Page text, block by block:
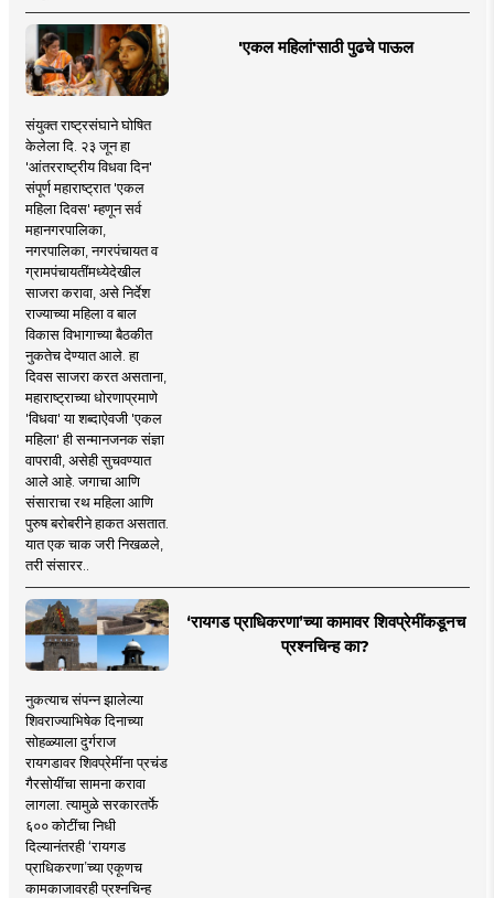
'एकल महिलां'साठी पुढचे पाऊल
संयुक्त राष्ट्रसंघाने घोषित
केलेला दि. २३ जून हा
'आंतरराष्ट्रीय विधवा दिन'
संपूर्ण महाराष्ट्रात 'एकल
महिला दिवस' म्हणून सर्व
महानगरपालिका,
नगरपालिका, नगरपंचायत व
ग्रामपंचायतींमध्येदेखील
साजरा करावा, असे निर्देश
राज्याच्या महिला व बाल
विकास विभागाच्या बैठकीत
नुकतेच देण्यात आले. हा
दिवस साजरा करत असताना,
महाराष्ट्राच्या धोरणाप्रमाणे
'विधवा' या शब्दाऐवजी 'एकल
महिला' ही सन्मानजनक संज्ञा
वापरावी, असेही सुचवण्यात
आले आहे. जगाचा आणि
संसाराचा रथ महिला आणि
पुरुष बरोबरीने हाकत असतात.
यात एक चाक जरी निखळले,
तरी संसारर..
‘रायगड प्राधिकरणा’च्या कामावर शिवप्रेमींकडूनच
प्रश्नचिन्ह का?
नुकत्याच संपन्न झालेल्या
शिवराज्याभिषेक दिनाच्या
सोहळ्याला दुर्गराज
रायगडावर शिवप्रेमींना प्रचंड
गैरसोयींचा सामना करावा
लागला. त्यामुळे सरकारतर्फे
६०० कोटींचा निधी
दिल्यानंतरही ‘रायगड
प्राधिकरणा’च्या एकूणच
कामकाजावरही प्रश्नचिन्ह